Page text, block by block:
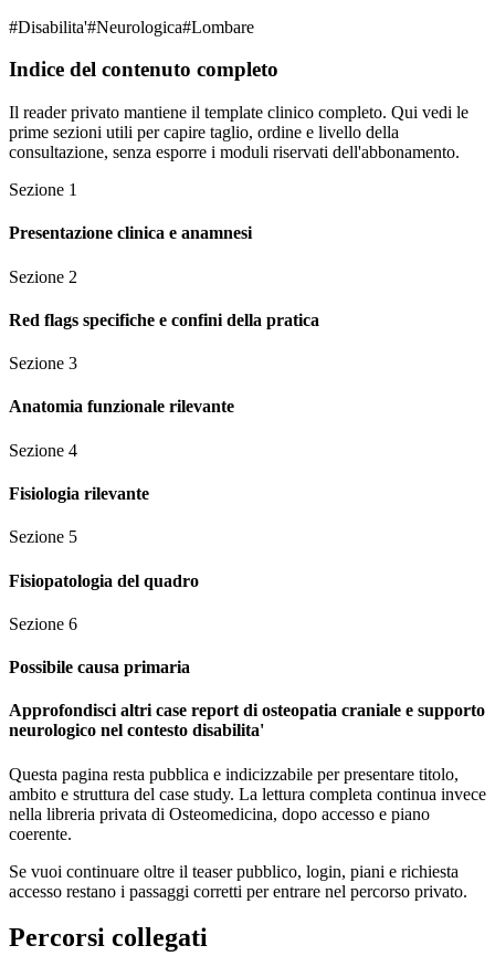
#Disabilita'#Neurologica#Lombare
Indice del contenuto completo
Il reader privato mantiene il template clinico completo. Qui vedi le
prime sezioni utili per capire taglio, ordine e livello della
consultazione, senza esporre i moduli riservati dell'abbonamento.
Sezione 1
Presentazione clinica e anamnesi
Sezione 2
Red flags specifiche e confini della pratica
Sezione 3
Anatomia funzionale rilevante
Sezione 4
Fisiologia rilevante
Sezione 5
Fisiopatologia del quadro
Sezione 6
Possibile causa primaria
Approfondisci altri case report di osteopatia craniale e supporto
neurologico nel contesto disabilita'
Questa pagina resta pubblica e indicizzabile per presentare titolo,
ambito e struttura del case study. La lettura completa continua invece
nella libreria privata di Osteomedicina, dopo accesso e piano
coerente.
Se vuoi continuare oltre il teaser pubblico, login, piani e richiesta
accesso restano i passaggi corretti per entrare nel percorso privato.
Percorsi collegati